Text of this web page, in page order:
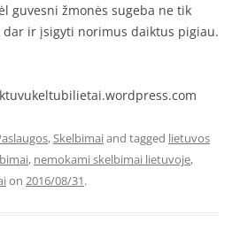
guvesni žmonės sugeba ne tik
ir įsigyti norimus daiktus pigiau.
,Skelbimaiand tagged lietuvos
, nemokami skelbimai lietuvoje,
on 2016/08/31.